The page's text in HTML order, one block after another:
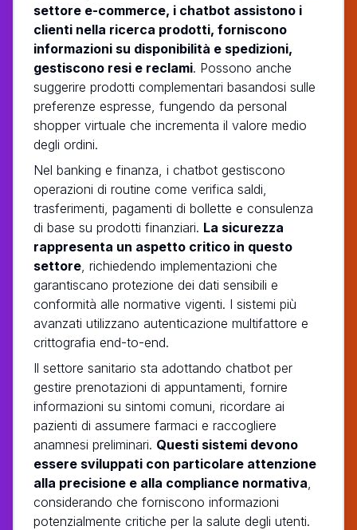
settore e-commerce, i chatbot assistono i
clienti nella ricerca prodotti, forniscono
informazioni su disponibilità e spedizioni,
gestiscono resi e reclami. Possono anche
suggerire prodotti complementari basandosi sulle
preferenze espresse, fungendo da personal
shopper virtuale che incrementa il valore medio
degli ordini.
Nel banking e finanza, i chatbot gestiscono
operazioni di routine come verifica saldi,
trasferimenti, pagamenti di bollette e consulenza
di base su prodotti finanziari. La sicurezza
rappresenta un aspetto critico in questo
settore , richiedendo implementazioni che
garantiscano protezione dei dati sensibili e
conformità alle normative vigenti. I sistemi più
avanzati utilizzano autenticazione multifattore e
crittografia end-to-end.
Il settore sanitario sta adottando chatbot per
gestire prenotazioni di appuntamenti, fornire
informazioni su sintomi comuni, ricordare ai
pazienti di assumere farmaci e raccogliere
anamnesi preliminari. Questi sistemi devono
essere sviluppati con particolare attenzione
alla precisione e alla compliance normativa
considerando che forniscono informazioni
potenzialmente critiche per la salute degli utenti.